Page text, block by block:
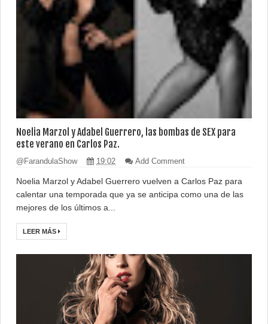
Noelia Marzol y Adabel Guerrero, las bombas de SEX para
este verano en Carlos Paz.
@FarandulaShow 19:02 Add Comment
Noelia Marzol y Adabel Guerrero vuelven a Carlos Paz para
calentar una temporada que ya se anticipa como una de las
mejores de los últimos a...
LEER MÁS